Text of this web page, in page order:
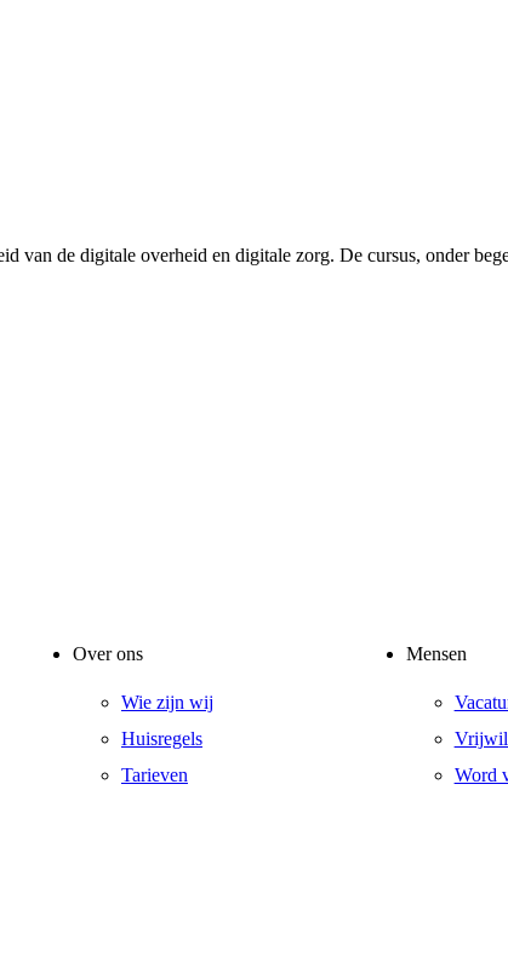
van de digitale overheid en digitale zorg. De cursus, onder
Over ons
Wie zijn wij
Huisregels
Tarieven
Mensen
Word